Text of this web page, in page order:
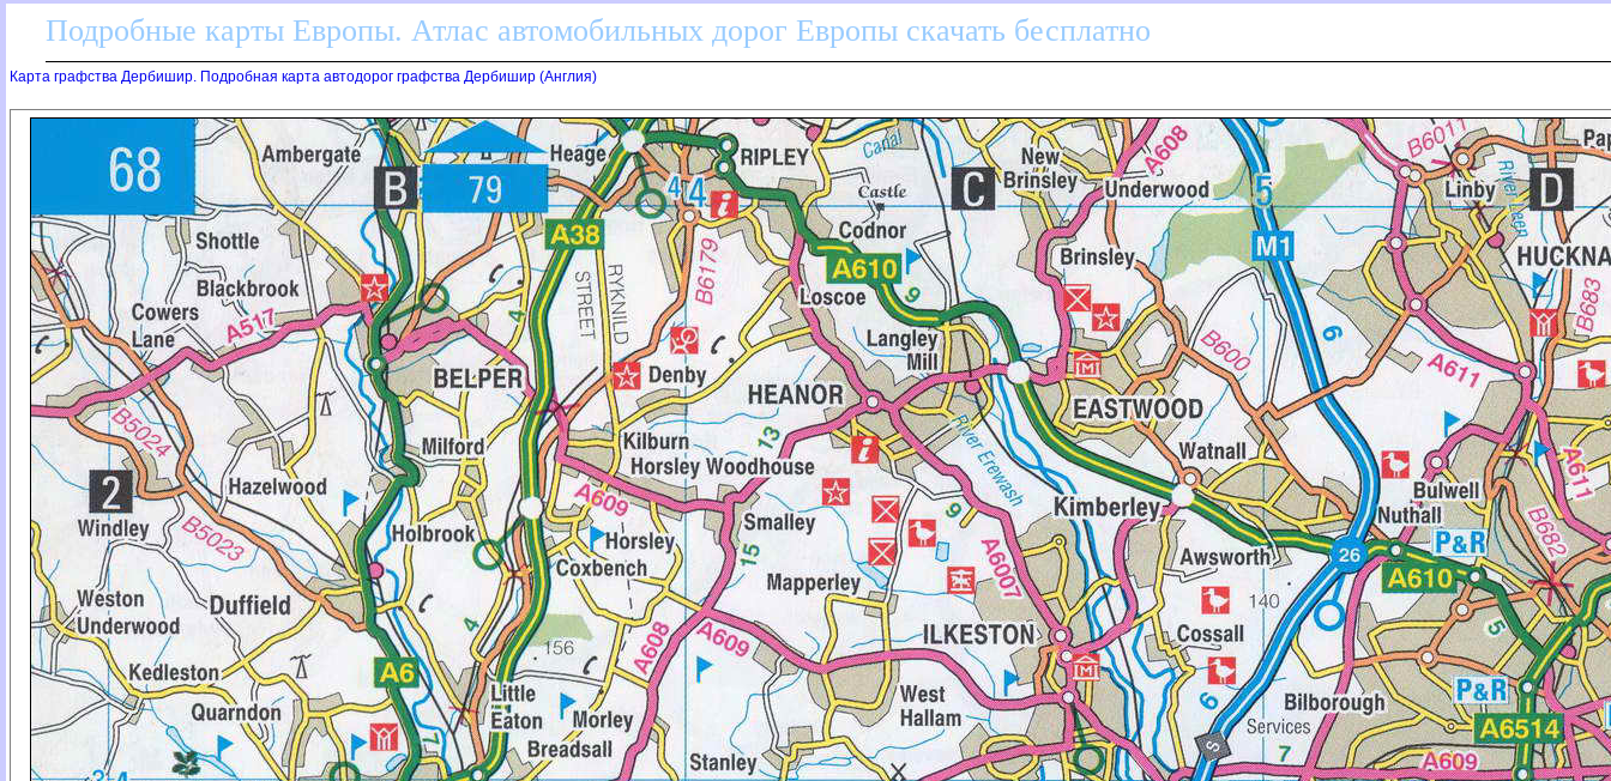
Подробные карты Европы. Атлас автомобильных дорог Европы скачать бесплатно
Карта графства Дербишир. Подробная карта автодорог графства Дербишир (Англия)